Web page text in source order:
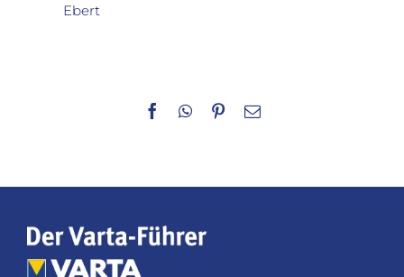
Ebert
Facebook
WhatsApp
Pinterest
E-